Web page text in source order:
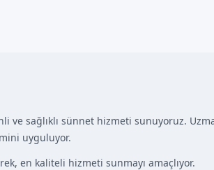
ve sağlıklı sünnet hizmeti sunuyoruz.
uyguluyor.
en kaliteli hizmeti sunmayı amaçlıyor.